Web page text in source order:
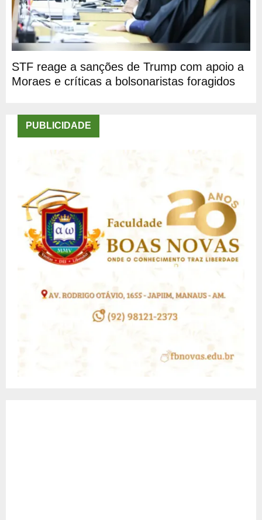
STF reage a sanções de Trump com apoio a
Moraes e críticas a bolsonaristas foragidos
PUBLICIDADE